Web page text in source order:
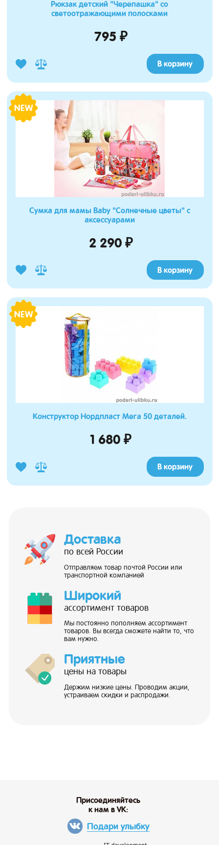
Рюкзак детский "Черепашка" со
светоотражающими полосками
795 ₽
В корзину
NEW
Сумка для мамы Baby "Солнечные цветы" с
аксессуарами
2 290 ₽
В корзину
NEW
Конструктор Нордпласт Мега 50 деталей.
1 680 ₽
В корзину
Доставка
по всей России
Отправляем товар почтой России или
транспортной компанией
Широкий
ассортимент товаров
Мы постоянно пополняем ассортимент
товаров. Вы всегда сможете найти то, что
вам нужно.
Приятные
цены на товары
Держим низкие цены. Проводим акции,
устраиваем скидки и распродажи.
Присоединяйтесь
к нам в VK:
Подари улыбку